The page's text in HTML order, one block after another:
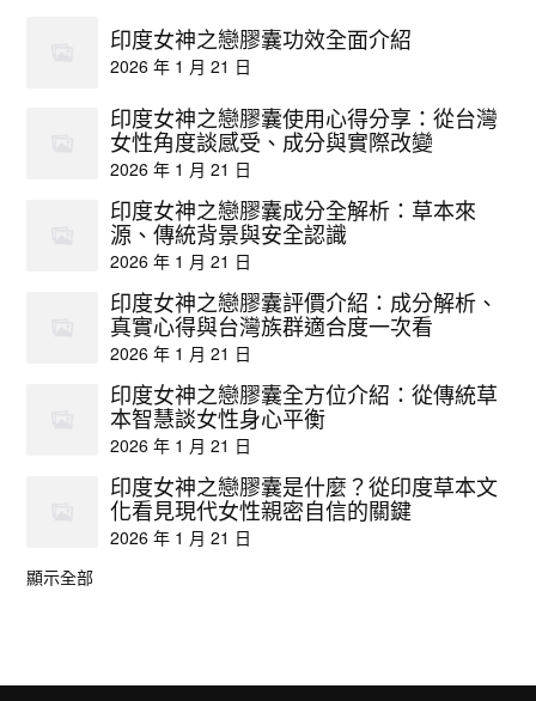
印度女神之戀膠囊功效全面介紹
2026 年 1 月 21 日
印度女神之戀膠囊使用心得分享：從台灣
女性角度談感受、成分與實際改變
2026 年 1 月 21 日
印度女神之戀膠囊成分全解析：草本來
源、傳統背景與安全認識
2026 年 1 月 21 日
印度女神之戀膠囊評價介紹：成分解析、
真實心得與台灣族群適合度一次看
2026 年 1 月 21 日
印度女神之戀膠囊全方位介紹：從傳統草
本智慧談女性身心平衡
2026 年 1 月 21 日
印度女神之戀膠囊是什麼？從印度草本文
化看見現代女性親密自信的關鍵
2026 年 1 月 21 日
顯示全部